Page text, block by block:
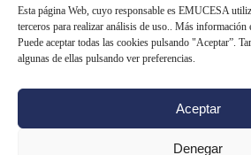
Esta página Web, cuyo responsable es EMUCESA
terceros para realizar análisis de uso.. Más información
Puede aceptar todas las cookies pulsando "Aceptar”.
algunas de ellas pulsando ver preferencias.
Aceptar
Denegar
Cementerio Municipal de San
José